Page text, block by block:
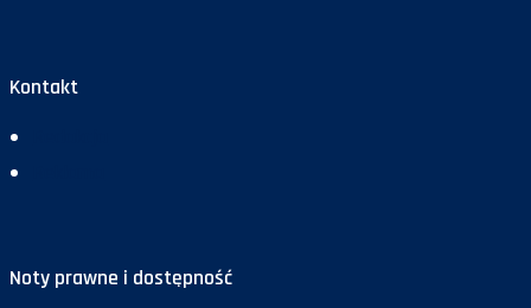
Kontakt
Noty prawne i dostępność